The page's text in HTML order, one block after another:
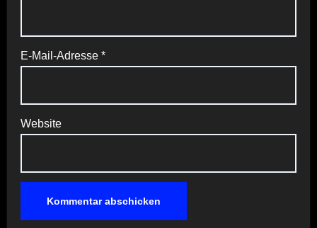
E-Mail-Adresse *
Website